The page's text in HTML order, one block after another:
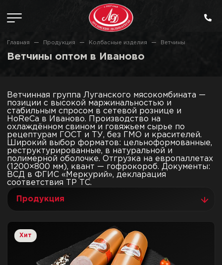
Главная Продукция Колбасные изделия Ветчины
Ветчины оптом в Иваново
Ветчинная группа Луганского мясокомбината —
позиции с высокой маржинальностью и
стабильным спросом в сетевой рознице и
HoReCa в Иваново. Производство на
охлаждённом свином и говяжьем сырье по
рецептурам ГОСТ и ТУ, без ГМО и красителей.
Широкий выбор форматов: цельноформованные,
реструктурированные, в натуральной и
полимерной оболочке. Отгрузка на европаллетах
(1200×800 мм), квант — гофрокороб. Документы:
ВСД в ФГИС «Меркурий», декларация
соответствия ТР ТС.
Продукция
Хит